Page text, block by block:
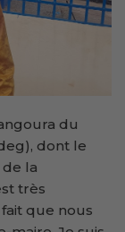
du
dont le
la
très
que nous